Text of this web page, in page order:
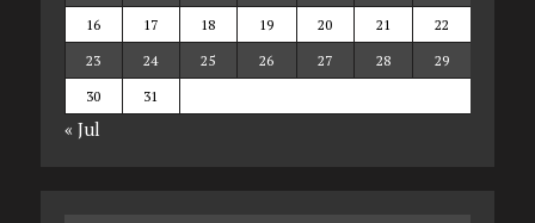
16
17 18 19 20 21
22
23
24 25 26 27 28
29
30
31
« Jul